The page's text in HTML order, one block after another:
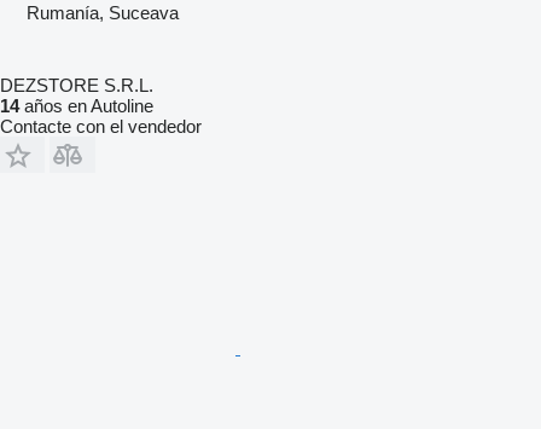
Rumanía, Suceava
DEZSTORE S.R.L.
14años en Autoline
Contacte con el vendedor